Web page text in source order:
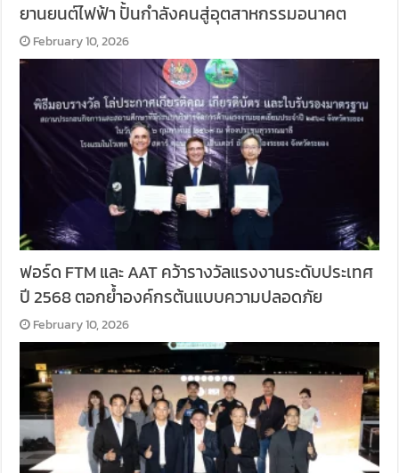
ยานยนต์ไฟฟ้า ปั้นกำลังคนสู่อุตสาหกรรมอนาคต
February 10, 2026
ฟอร์ด FTM และ AAT คว้ารางวัลแรงงานระดับประเทศ
ปี 2568 ตอกย้ำองค์กรต้นแบบความปลอดภัย
February 10, 2026